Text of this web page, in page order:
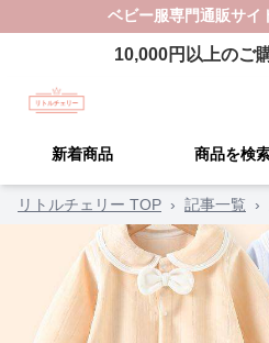
ベビー服専門通販サイ
10,000円以上のご
新着商品 商品を検
リトルチェリー TOP › 記事一覧 ›